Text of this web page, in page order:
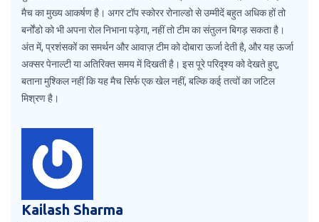
मैच का मुख्य आकर्षण है। अगर टॉप स्कोरर रोनाल्डो से उम्मीदें बहुत अधिक हों तो
बर्नोंडो को भी अपना रोल निभाना पड़ेगा, नहीं तो टीम का संतुलन बिगड़ सकता है।
अंत में, प्रशंसकों का समर्थन और आवाज़ टीम को दोबारा ऊर्जा देती है, और यह ऊर्जा
अक्सर पेनाल्टी या अतिरिक्त समय में दिखती है। इस पूरे परिदृश्य को देखते हुए,
बताना मुश्किल नहीं कि यह मैच सिर्फ एक खेल नहीं, बल्कि कई तत्वों का जटिल
मिश्रण है।
Kailash Sharma